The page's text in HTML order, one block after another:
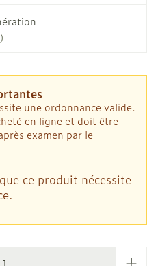
une ordonnance valide.
en ligne et doit être
examen par le
ce produit nécessite